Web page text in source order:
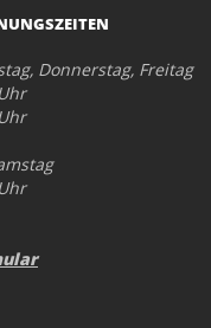
Donnerstag, Freitag